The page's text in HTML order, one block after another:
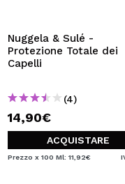
Creando un account
acquisti
consultare le tue
Nuggela & Sulé -
Protezione Totale dei
Capelli
(4)
14,90€
ACQUISTARE
Prezzo x 100 Ml: 11,92€